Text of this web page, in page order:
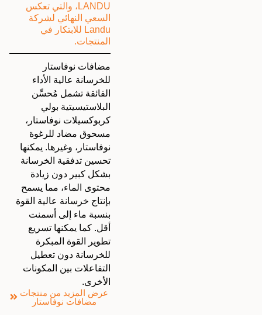
LANDU، والتي تعكس
السعي النهائي لشركة
Landu للابتكار في
المنتجات.
مضافات نوفاستار
للخرسانة عالية الأداء
الفائقة تشمل مُحسِّن
البلاستيسيتية بولي
كربوكسيلات نوفاستار،
مسحوق مضاد للرغوة
نوفاستار، وغيرها. يمكنها
تحسين تدفقية الخرسانة
بشكل كبير دون زيادة
محتوى الماء، مما يسمح
بإنتاج خرسانة عالية القوة
بنسبة ماء إلى أسمنت
أقل. كما يمكنها تسريع
تطوير القوة المبكرة
للخرسانة دون تعطيل
التفاعلات بين المكونات
الأخرى.
عرض المزيد من منتجات
مضافات نوفاستار